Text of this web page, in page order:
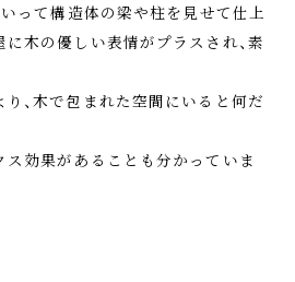
いって構造体の梁や柱を見せて仕上
木の優しい表情がプラスされ、素
、木で包まれた空間にいると何だ
効果があることも分かっていま